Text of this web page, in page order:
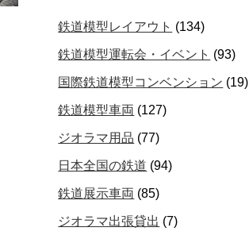
鉄道模型レイアウト (134)
鉄道模型運転会・イベント (93)
国際鉄道模型コンベンション (19)
鉄道模型車両 (127)
ジオラマ用品 (77)
日本全国の鉄道 (94)
鉄道展示車両 (85)
ジオラマ出張貸出 (7)